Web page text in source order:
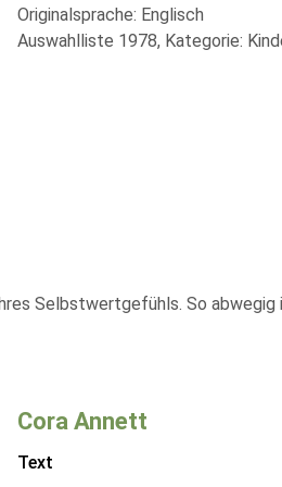
Originalsprache: Englisch
Auswahlliste 1978, Kategorie:
Selbstwertgefühls. So
Cora Annett
Text